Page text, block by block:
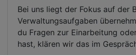
Bei uns liegt der Fokus auf der
Verwaltungsaufgaben
du Fragen zur Einarbeitung
hast, klären wir das im